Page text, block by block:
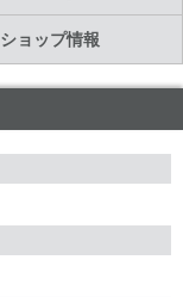
ショップ情報